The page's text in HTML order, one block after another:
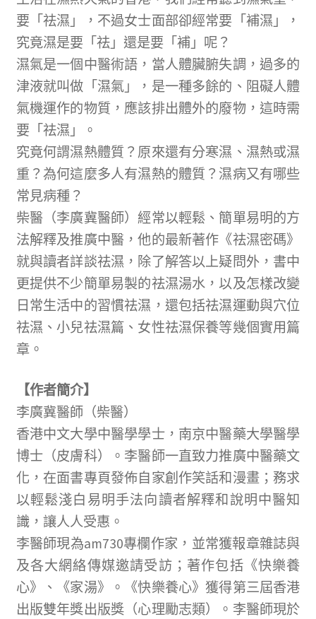
要「祛濕」，不過女士面部卻經常要「補濕」，
究竟濕是要「祛」還是要「補」呢？
濕氣是一個中醫術語，當人體臟腑失調，過多的
津液就叫做「濕氣」，是一種多餘的、阻礙人體
氣機運作的物質，應該排出體外的廢物，這時需
要「祛濕」。
究竟何謂濕熱體質？原來還有分寒濕、濕熱或濕
重？為何這麼多人有濕熱的體質？濕病又有哪些
常見病種？
柴醫（李廣冀醫師）經常以輕鬆、簡單易明的方
法解釋及推廣中醫，他的最新著作《祛濕密碼》
就與讀者詳談祛濕，除了解答以上疑問外，書中
更提供不少簡單易製的祛濕湯水，以及怎樣改變
日常生活中的習慣祛濕，還包括祛濕運動與穴位
祛濕、小兒祛濕篇、女性祛濕保養等幾個實用篇
章。
【作者簡介】
李廣冀醫師（柴醫）
香港中文大學中醫學學士，南京中醫藥大學醫學
博士（皮膚科）。李醫師一直致力推廣中醫藥文
化，在面書專頁發佈自家創作笑話和漫畫；務求
以輕鬆淺白易明手法向讀者解釋和說明中醫知
識，讓人人受惠。
李醫師現為am730專欄作家，並常獲報章雜誌與
及各大網絡傳媒邀請受訪；著作包括《快樂養
心》、《家湯》。《快樂養心》獲得第三屆香港
出版雙年獎出版獎（心理勵志類）。李醫師現於